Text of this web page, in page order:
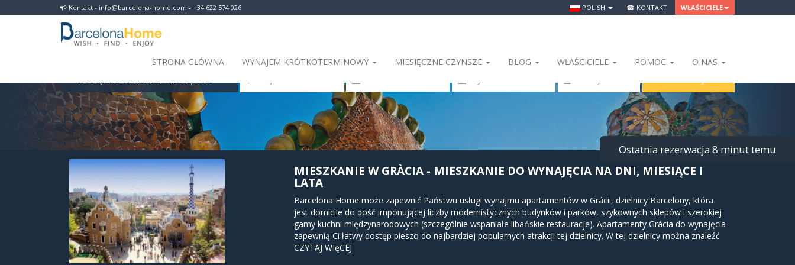
Kontakt - info@barcelona-home.com - +34 622 574 026 POLISH ☎ KONTAKT WŁAŚCICIELE
STRONA GŁÓWNA WYNAJEM KRÓTKOTERMINOWY MIESIĘCZNE CZYNSZE BLOG WŁAŚCICIELE POMOC O NAS
MIESZKANIE W GRÀCIA - MIESZKANIE DO WYNAJĘCIA NA DNI, MIESIĄCE I
LATA
Barcelona Home może zapewnić Państwu usługi wynajmu apartamentów w Grácii, dzielnicy Barcelony, która
jest domicile do dość imponującej liczby modernistycznych budynków i parków, szykownych sklepów i szerokiej
gamy kuchni międzynarodowych (szczególnie wspaniałe libańskie restauracje). Apartamenty Grácia do wynajęcia
zapewnią Ci łatwy dostęp pieszo do najbardziej popularnych atrakcji tej dzielnicy. W tej dzielnicy można znaleźć
interesujące miejsca turystyczne, takie jak Park Güell (wpisany na Listę Światowego Dziedzictwa UNESCO w
CZYTAJ WIęCEJ
Ostatnia rezerwacja 8 minut temu